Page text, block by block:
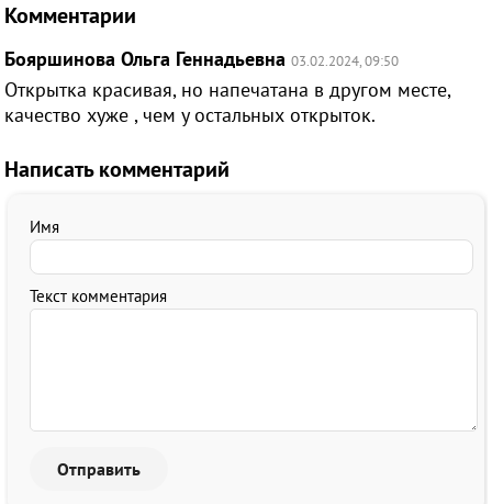
Комментарии
Бояршинова Ольга Геннадьевна 03.02.2024, 09:50
Открытка красивая, но напечатана в другом месте,
качество хуже , чем у остальных открыток.
Написать комментарий
Имя
Текст комментария